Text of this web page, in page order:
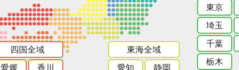
東京
埼玉
千葉
栃木
東海全域
愛知
静岡
四国全域
愛媛
香川